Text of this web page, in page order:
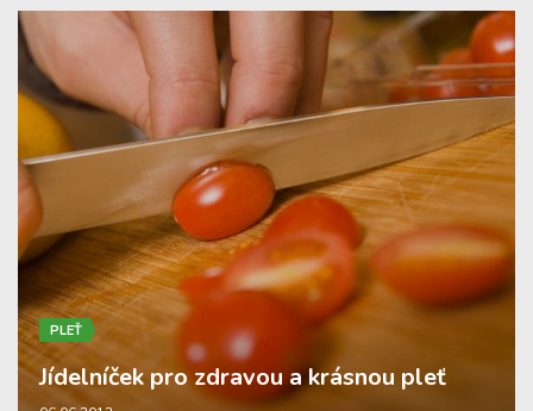
PLEŤ
Jídelníček pro zdravou a krásnou pleť